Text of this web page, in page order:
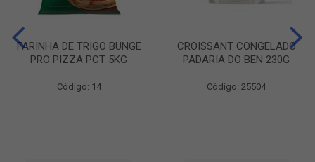
FARINHA DE TRIGO BUNGE
PRO PIZZA PCT 5KG
Código: 14
CROISSANT CONGELADO
PADARIA DO BEN 230G
Código: 25504